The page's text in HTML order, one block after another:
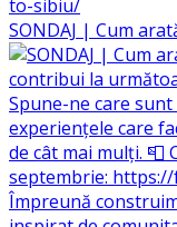
SONDAJ | Cum